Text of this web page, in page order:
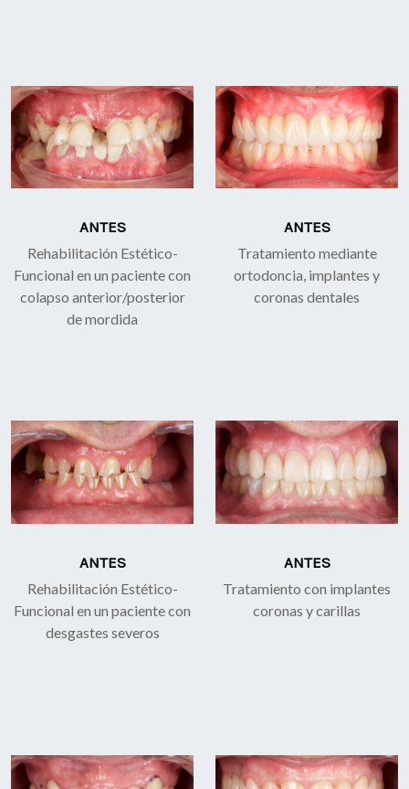
ANTES
Rehabilitación Estético-
Funcional en un paciente con
colapso anterior/posterior
de mordida
ANTES
Tratamiento mediante
ortodoncia, implantes y
coronas dentales
ANTES
Rehabilitación Estético-
Funcional en un paciente con
desgastes severos
ANTES
Tratamiento con implantes
coronas y carillas